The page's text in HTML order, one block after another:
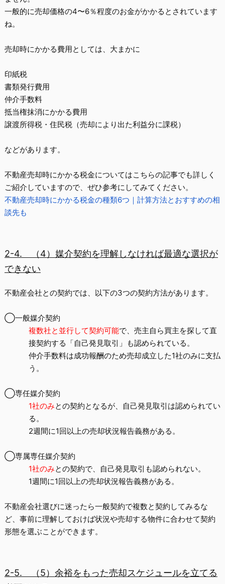
一般的に売却価格の4〜6％程度のお金がかかるとされています
ね。
売却時にかかる費用としては、大まかに
印紙税
書類発行費用
仲介手数料
抵当権抹消にかかる費用
譲渡所得税・住民税（売却により出た利益分に課税）
などがあります。
不動産売却時にかかる税金についてはこちらの記事でも詳しく
ご紹介していますので、ぜひ参考にしてみてください。
不動産売却時にかかる税金の種類6つ｜計算方法とおすすめの相
談先も
2-4. （4）媒介契約を理解しなければ最適な選択が
できない
不動産会社との契約では、以下の3つの契約方法があります。
◯一般媒介契約
複数社と並行して契約可能で、売主自ら買主を探して直
接契約する「自己発見取引 」も認められている。
仲介手数料は成功報酬のため売却成立した1社のみに支払
う。
◯専任媒介契約
1社のみとの契約となるが、自己発見取引は認められてい
る。
2週間に1回以上の売却状況報告義務がある。
◯専属専任媒介契約
1社のみとの契約で、自己発見取引も認められない。
1週間に1回以上の売却状況報告義務がある。
不動産会社選びに迷ったら一般契約で複数と契約してみるな
ど、事前に理解しておけば状況や売却する物件に合わせて契約
形態を選ぶことができます。
2-5. （5）余裕をもった売却スケジュールを立てる